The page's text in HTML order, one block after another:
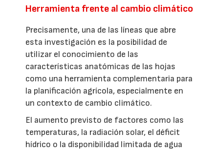
Herramienta frente al cambio climático
Precisamente, una de las líneas que abre
esta investigación es la posibilidad de
utilizar el conocimiento de las
características anatómicas de las hojas
como una herramienta complementaria para
la planificación agrícola, especialmente en
un contexto de cambio climático.
El aumento previsto de factores como las
temperaturas, la radiación solar, el déficit
hídrico o la disponibilidad limitada de agua